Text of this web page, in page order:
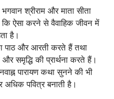
श्रीराम और माता सीता
ऐसा करने से वैवाहिक जीवन में
है।
पाठ और आरती करते हैं तथा
समृद्धि की प्रार्थना करते हैं।
पारायण कथा सुनने की भी
अधिक पवित्र बनाती है।